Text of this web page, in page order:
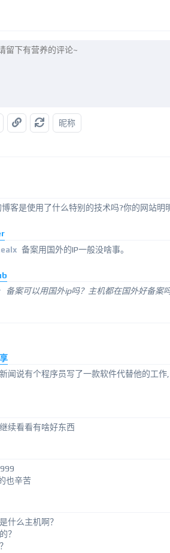
昵称
客是使用了什么特别的技术吗?你的网站明
备案用国外的IP一般没啥事。
备案可以用国外ip吗？主机都在国外好备案
新闻说有个程序员写了一款软件代替他的工
续看看有啥好东西
也辛苦
什么主机啊？
？